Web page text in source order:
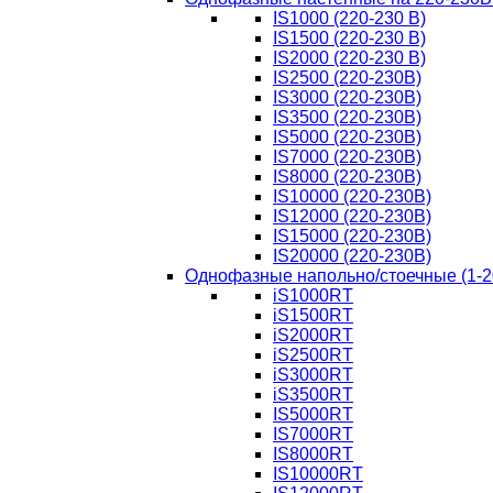
IS1000 (220-230 В)
IS1500 (220-230 В)
IS2000 (220-230 В)
IS2500 (220-230В)
IS3000 (220-230В)
IS3500 (220-230В)
IS5000 (220-230В)
IS7000 (220-230В)
IS8000 (220-230В)
IS10000 (220-230В)
IS12000 (220-230В)
IS15000 (220-230В)
IS20000 (220-230В)
Однофазные напольно/стоечные (1-
iS1000RT
iS1500RT
iS2000RT
iS2500RT
iS3000RT
iS3500RT
IS5000RT
IS7000RT
IS8000RT
IS10000RT